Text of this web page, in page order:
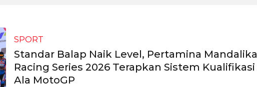
SPORT
Standar Balap Naik Level, Pertamina Mandalika
Racing Series 2026 Terapkan Sistem Kualifikasi
Ala MotoGP